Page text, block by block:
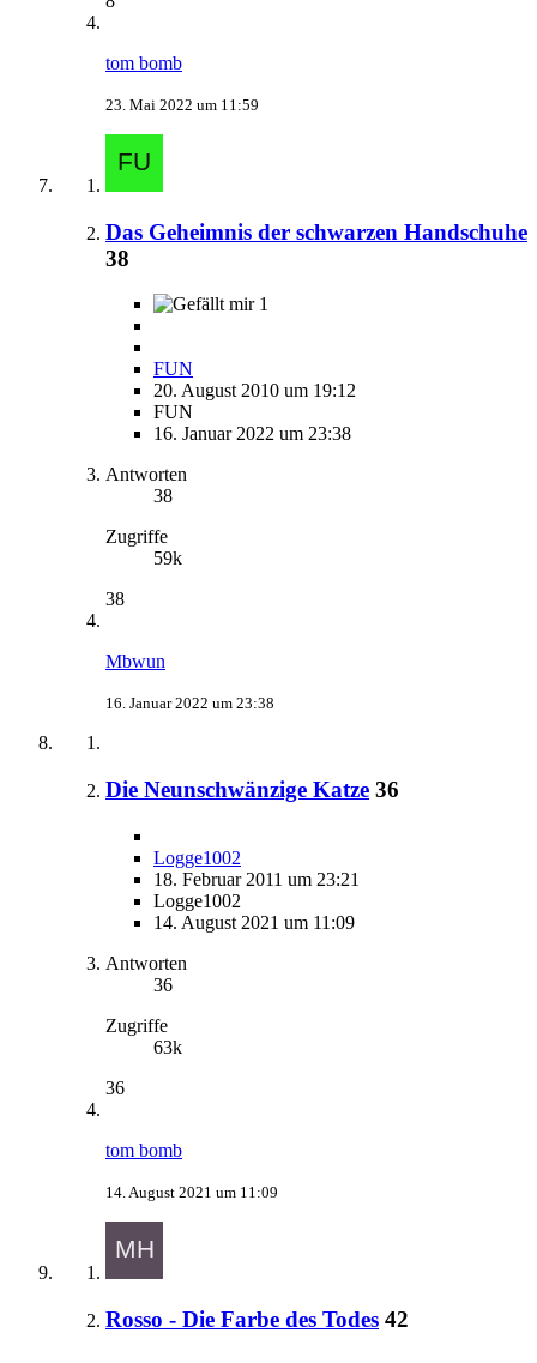
tom bomb
23. Mai 2022 um 11:59
Das Geheimnis der schwarzen Handschuhe
38
1
FUN
20. August 2010 um 19:12
FUN
16. Januar 2022 um 23:38
Antworten
38
Zugriffe
59k
38
Mbwun
16. Januar 2022 um 23:38
Die Neunschwänzige Katze 36
Logge1002
18. Februar 2011 um 23:21
Logge1002
14. August 2021 um 11:09
Antworten
36
Zugriffe
63k
36
tom bomb
14. August 2021 um 11:09
Rosso - Die Farbe des Todes 42